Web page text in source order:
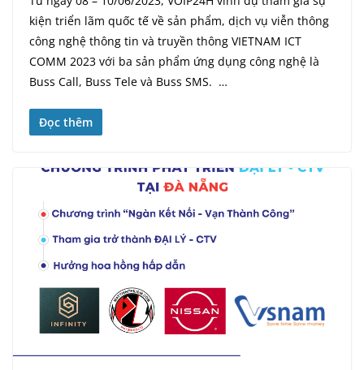
kiện triển lãm quốc tế về sản phẩm, dịch vụ viễn thông
công nghệ thông tin và truyền thông VIETNAM ICT
COMM 2023 với ba sản phẩm ứng dụng công nghệ là
Buss Call, Buss Tele và Buss SMS. …
Đọc thêm